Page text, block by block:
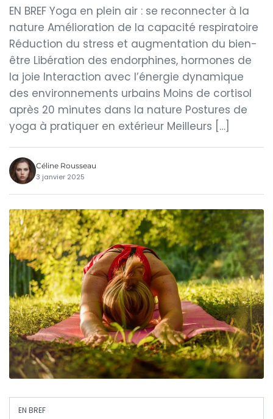
EN BREF Yoga en plein air : se reconnecter à la
nature Amélioration de la capacité respiratoire
Réduction du stress et augmentation du bien-
être Libération des endorphines, hormones de
la joie Interaction avec l’énergie dynamique
des environnements urbains Moins de cortisol
après 20 minutes dans la nature Postures de
yoga à pratiquer en extérieur Meilleurs […]
Céline Rousseau
3 janvier 2025
EN BREF